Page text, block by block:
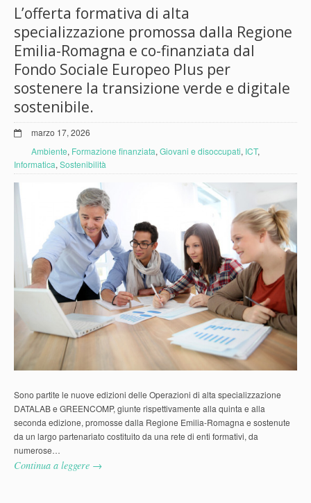
L’offerta formativa di alta
specializzazione promossa dalla Regione
Emilia-Romagna e co-finanziata dal
Fondo Sociale Europeo Plus per
sostenere la transizione verde e digitale
sostenibile.
marzo 17, 2026
Ambiente, Formazione finanziata, Giovani e disoccupati, ICT,
Informatica, Sostenibilità
Sono partite le nuove edizioni delle Operazioni di alta specializzazione
DATALAB e GREENCOMP, giunte rispettivamente alla quinta e alla
seconda edizione, promosse dalla Regione Emilia-Romagna e sostenute
da un largo partenariato costituito da una rete di enti formativi, da
numerose…
Continua a leggere →